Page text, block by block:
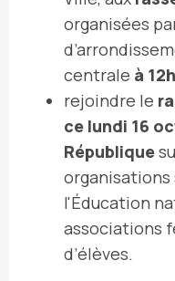
organisées
centrale à
rejoindre le
ce lundi 16
République
organisations
l'Éducation
associations
d’élèves.